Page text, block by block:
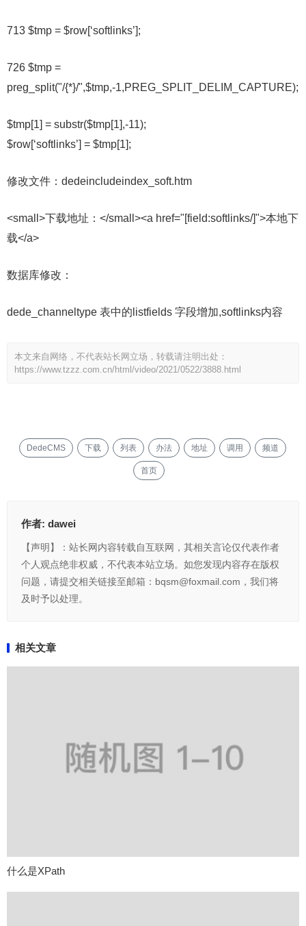
713 $tmp = $row[‘softlinks’];
726 $tmp =
preg_split("/{*}/",$tmp,-1,PREG_SPLIT_DELIM_CAPTURE);
$tmp[1] = substr($tmp[1],-11);
$row[‘softlinks’] = $tmp[1];
修改文件：dedeincludeindex_soft.htm
<small>下载地址：</small><a href="[field:softlinks/]">本地下
载</a>
数据库修改：
dede_channeltype 表中的listfields 字段增加,softlinks内容
本文来自网络，不代表站长网立场，转载请注明出处：
https://www.tzzz.com.cn/html/video/2021/0522/3888.html
DedeCMS 下载 列表 办法 地址 调用 频道
首页
作者: dawei
【声明】：站长网内容转载自互联网，其相关言论仅代表作者
个人观点绝非权威，不代表本站立场。如您发现内容存在版权
问题，请提交相关链接至邮箱：bqsm@foxmail.com，我们将
及时予以处理。
相关文章
什么是XPath